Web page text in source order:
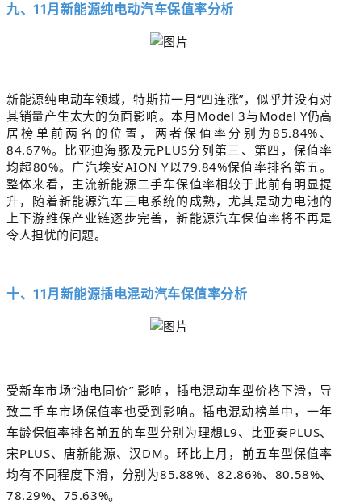
九、11月新能源纯电动汽车保值率分析
新能源纯电动车领域，特斯拉一月“四连涨”，似乎并没有对
其销量产生太大的负面影响。本月Model 3与Model Y仍高
居榜单前两名的位置，两者保值率分别为85.84%、
84.67%。比亚迪海豚及元PLUS分列第三、第四，保值率
均超80%。广汽埃安AION Y以79.84%保值率排名第五。
整体来看，主流新能源二手车保值率相较于此前有明显提
升，随着新能源汽车三电系统的成熟，尤其是动力电池的
上下游维保产业链逐步完善，新能源汽车保值率将不再是
令人担忧的问题。
十、11月 新能源插电混动汽车保值率分析
受新车市场“油电同价” 影响，插电混动车型价格下滑，导
致二手车市场保值率也受到影响。插电混动榜单中，一年
车龄保值率排名前五的车型分别为理想L9、比亚秦PLUS、
宋PLUS、唐新能源、汉DM。环比上月，前五车型保值率
均有不同程度下滑，分别为85.88%、82.86%、80.58%、
78.29%、75.63%。